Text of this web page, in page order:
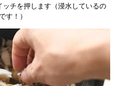
チを押します（浸水しているの
す！）